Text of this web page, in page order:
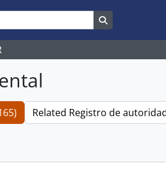
Related Registro de